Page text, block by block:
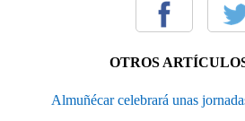
OTROS
Almuñécar celebrará unas